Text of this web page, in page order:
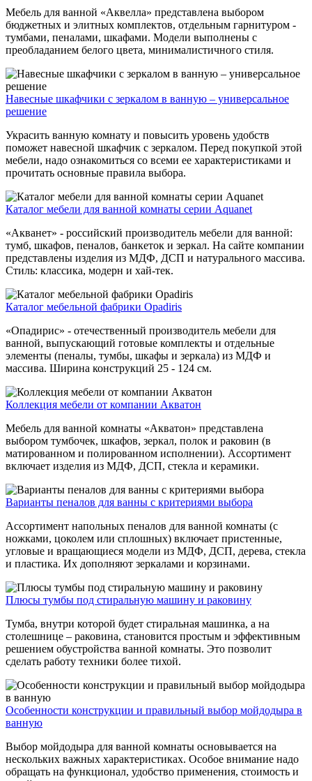
Мебель для ванной «Аквелла» представлена выбором
бюджетных и элитных комплектов, отдельным гарнитуром -
тумбами, пеналами, шкафами. Модели выполнены с
преобладанием белого цвета, минималистичного стиля.
Навесные шкафчики с зеркалом в ванную – универсальное
решение
Украсить ванную комнату и повысить уровень удобств
поможет навесной шкафчик с зеркалом. Перед покупкой этой
мебели, надо ознакомиться со всеми ее характеристиками и
прочитать основные правила выбора.
Каталог мебели для ванной комнаты серии Aquanet
«Акванет» - российский производитель мебели для ванной:
тумб, шкафов, пеналов, банкеток и зеркал. На сайте компании
представлены изделия из МДФ, ДСП и натурального массива.
Стиль: классика, модерн и хай-тек.
Каталог мебельной фабрики Opadiris
«Опадирис» - отечественный производитель мебели для
ванной, выпускающий готовые комплекты и отдельные
элементы (пеналы, тумбы, шкафы и зеркала) из МДФ и
массива. Ширина конструкций 25 - 124 см.
Коллекция мебели от компании Акватон
Мебель для ванной комнаты «Акватон» представлена
выбором тумбочек, шкафов, зеркал, полок и раковин (в
матированном и полированном исполнении). Ассортимент
включает изделия из МДФ, ДСП, стекла и керамики.
Варианты пеналов для ванны с критериями выбора
Ассортимент напольных пеналов для ванной комнаты (с
ножками, цоколем или сплошных) включает пристенные,
угловые и вращающиеся модели из МДФ, ДСП, дерева, стекла
и пластика. Их дополняют зеркалами и корзинами.
Плюсы тумбы под стиральную машину и раковину
Тумба, внутри которой будет стиральная машинка, а на
столешнице – раковина, становится простым и эффективным
решением обустройства ванной комнаты. Это позволит
сделать работу техники более тихой.
Особенности конструкции и правильный выбор мойдодыра в
ванную
Выбор мойдодыра для ванной комнаты основывается на
нескольких важных характеристиках. Особое внимание надо
обращать на функционал, удобство применения, стоимость и